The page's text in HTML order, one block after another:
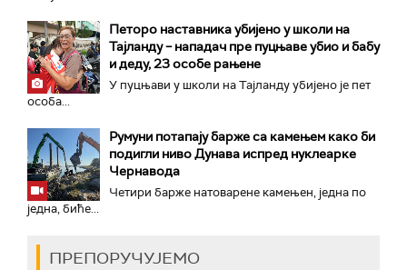
Петоро наставника убијено у школи на
Тајланду – нападач пре пуцњаве убио и бабу
и деду, 23 особе рањене
У пуцњави у школи на Тајланду убијено је пет
особа...
Румуни потапају барже са камењем како би
подигли ниво Дунава испред нуклеарке
Чернавода
Четири барже натоварене камењен, једна по
једна, биће...
ПРЕПОРУЧУЈЕМО